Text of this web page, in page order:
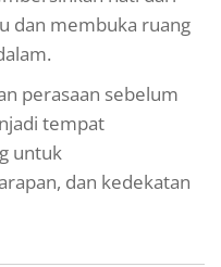
dan membuka ruang
perasaan sebelum
tempat
untuk
dan kedekatan